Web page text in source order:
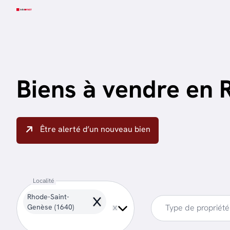
Biens à vendre en
Être alerté d’un nouveau bien
Localité
Rhode-Saint-
Genèse (1640)
Remove Type de propriété